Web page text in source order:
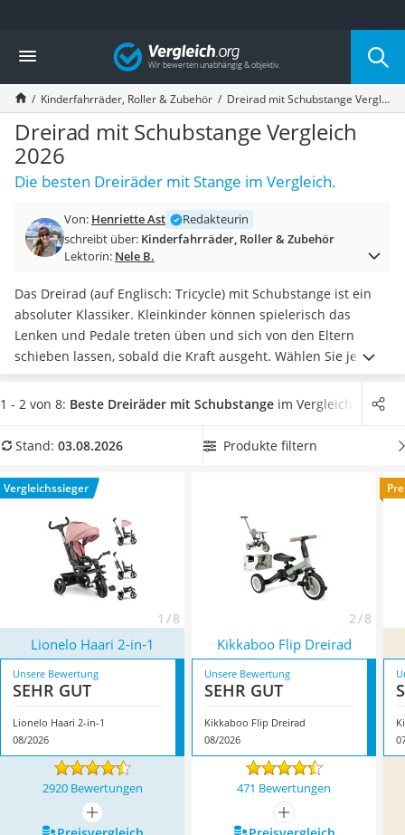
Die beliebtesten Vergleiche nach Kategorie
Kind & Baby
Babyphone mit 2 Kameras
Walkie-Talkie Kinder
Kindermatratzen
Babywippe
Rollschuhe für Kinder
Tischkicker
Kinderschubkarre
Babyschlafsack
Babyphone
Treppenschutzgitter
Kindersitz ab 4 Jahren
Kinderroller 3 Räder
Ferngesteuertes Auto
Kinderfahrradhelm
Kinder-Mikroskop
Ferngesteuerter Hubschrauber
Service
Vergleich
Kinderfahrräder, Roller & Zubehör Dreirad mit Schubstange Vergleich 2026
Dreirad mit Schubstange Vergleich
2026
Die besten Dreiräder mit Stange im Vergleich.
Von: Henriette Ast
Redakteurin
schreibt über: Kinderfahrräder, Roller & Zubehör
Lektorin: Nele B.
Das Dreirad (auf Englisch: Tricycle) mit Schubstange ist ein
absoluter Klassiker. Kleinkinder können spielerisch das
Lenken und Pedale treten üben und sich von den Eltern
schieben lassen, sobald die Kraft ausgeht. Wählen Sie jetzt
ein Dreirad mit Stange, das übereinen zuschaltbaren
Pedalfreilauf und eine Lenkeinschränkung verfügt. Das ist
möchten. Machen Sie zu Hause vorsichtig einen Test auf
Überzeugt hat uns hier im August 2026 besonders das
ModellLionelo Haari 2-in-1
1 - 2 von 8: Beste Dreiräder mit Schubstange im Vergleich
Stand: 03.08.2026 Produkte filtern
Vergleichssieger
1 / 8 2 / 8
Lionelo Haari 2-in-1 Kikkaboo Flip Dreirad
Unsere Bewertung
SEHR GUT
Lionelo Haari 2-in-1
08/2026
Unsere Bewertung
SEHR GUT
Kikkaboo Flip Dreirad
08/2026
2920 Bewertungen 471 Bewertungen
mehr anzeigen
mehr anzeigen